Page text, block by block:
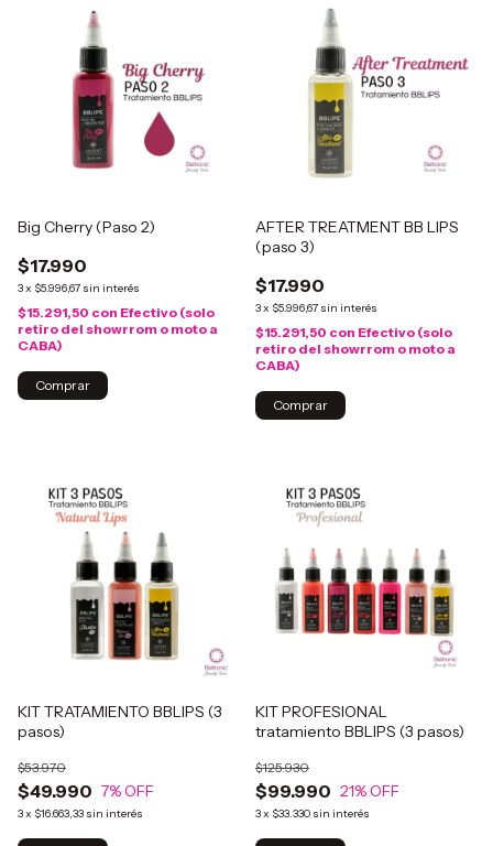
Big Cherry (Paso 2)
$17.990
3x $5.996,67 sin interés
$15.291,50 con Efectivo (solo
retiro del showrrom o moto a
CABA)
AFTER TREATMENT BB LIPS
(paso 3)
$17.990
3x $5.996,67 sin interés
$15.291,50 con Efectivo (solo
retiro del showrrom o moto a
CABA)
KIT TRATAMIENTO BBLIPS (3
pasos)
$49.990
$53.970
7% OFF
3x $16.663,33 sin interés
KIT PROFESIONAL
tratamiento BBLIPS (3 pasos)
$99.990
$125.930
21% OFF
3x $33.330 sin interés